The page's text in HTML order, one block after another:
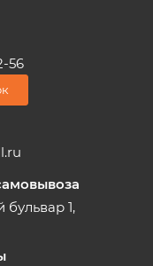
56
бульвар 1,